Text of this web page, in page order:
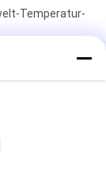
Temperatur-
-70°C
niedrige